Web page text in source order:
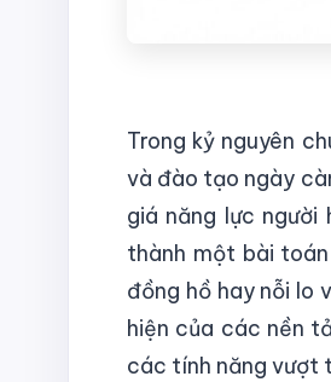
Trong kỷ nguyên
và đào tạo ngày
giá năng lực
thành một bài
đồng hồ hay nỗi lo
hiện của các nền
các tính năng vượt